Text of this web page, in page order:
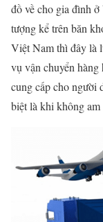
đồ về cho gia đình
tượng kể trên băn
Việt Nam thì đây là
vụ vận chuyển
cung cấp cho người
biệt là khi không am